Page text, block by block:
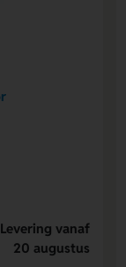
Levering vanaf
20 augustus